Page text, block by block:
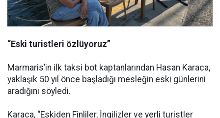
“Eski turistleri özlüyoruz”
Marmaris’in ilk taksi bot kaptanlarından Hasan Karaca,
yaklaşık 50 yıl önce başladığı mesleğin eski günlerini
aradığını söyledi.
Karaca, “Eskiden Finliler, İngilizler ve yerli turistler